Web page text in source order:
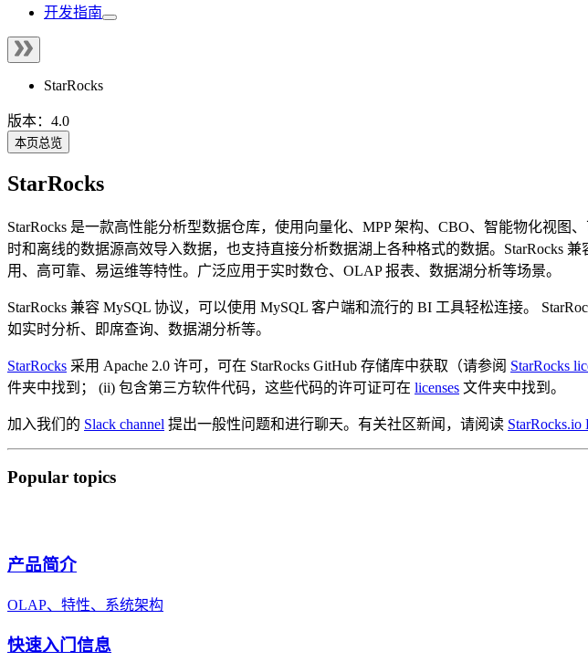
开发指南
StarRocks
版本：4.0
本页总览
StarRocks
StarRocks 是一款高性能分析型数据仓库，使用向量化、MPP 架构、CBO、智能物化视
时和离线的数据源高效导入数据，也支持直接分析数据湖上各种格式的数据。StarRocks
用、高可靠、易运维等特性。广泛应用于实时数仓、OLAP 报表、数据湖分析等场景。
StarRocks 兼容 MySQL 协议，可以使用 MySQL 客户端和流行的 BI 工具轻松连接。
如实时分析、即席查询、数据湖分析等。
StarRocks 采用 Apache 2.0 许可，可在 StarRocks GitHub 存储库中获取（请参阅 StarRocks
件夹中找到； (ii) 包含第三方软件代码，这些代码的许可证可在 licenses 文件夹中找到。
加入我们的 Slack channel 提出一般性问题和进行聊天。有关社区新闻，请阅读 StarRocks.io
Popular topics
产品简介
OLAP、特性、系统架构
快速入门信息